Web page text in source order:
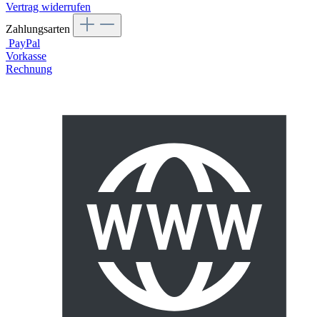
Vertrag widerrufen
Zahlungsarten
PayPal
Vorkasse
Rechnung